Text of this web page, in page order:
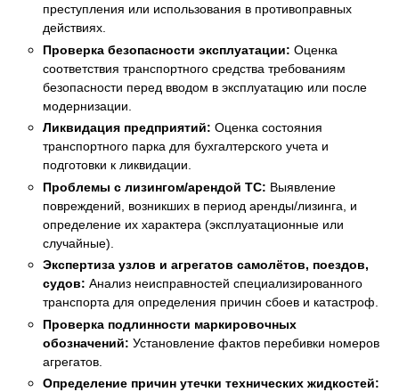
преступления или использования в противоправных
действиях.
Проверка безопасности эксплуатации: Оценка
соответствия транспортного средства требованиям
безопасности перед вводом в эксплуатацию или после
модернизации.
Ликвидация предприятий: Оценка состояния
транспортного парка для бухгалтерского учета и
подготовки к ликвидации.
Проблемы с лизингом/арендой ТС: Выявление
повреждений, возникших в период аренды/лизинга, и
определение их характера (эксплуатационные или
случайные).
Экспертиза узлов и агрегатов самолётов, поездов,
судов: Анализ неисправностей специализированного
транспорта для определения причин сбоев и катастроф.
Проверка подлинности маркировочных
обозначений: Установление фактов перебивки номеров
агрегатов.
Определение причин утечки технических жидкостей: